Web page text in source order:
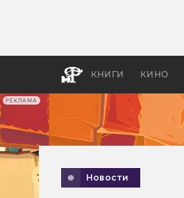
РЕКЛАМА
КНИГИ КИНО
Новости